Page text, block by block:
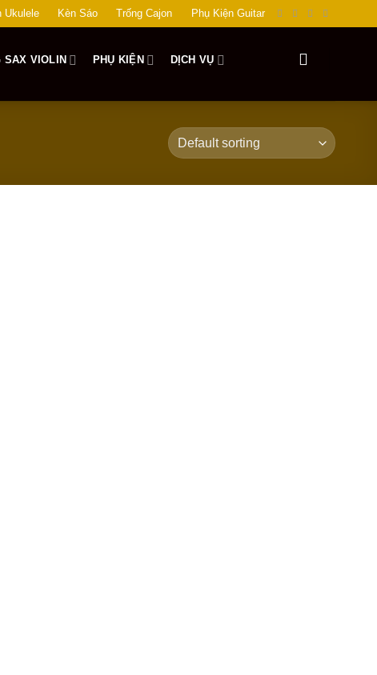
Ukulele Kèn Sáo Trống Cajon Phụ Kiện Guitar
SAX VIOLIN PHỤ KIỆN DỊCH VỤ